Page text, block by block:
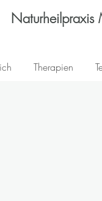
Naturheilpraxis
Therapien